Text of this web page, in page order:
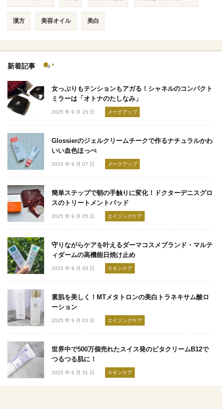
漢方 美容オイル 美白
新着記事
女っぷりもテンションもアガる！シャネルのコンパクト
ミラーは「オトナのたしなみ」
2025 年 9 月 15 日 メークアップ
Glossierのジェルクリームチークで作るナチュラルかわ
いい血色ほっぺ
2025 年 9 月 07 日 メークアップ
簡単ステップで朝の手触りに変化！ドクターデニスグロ
スのトリートメントパッド
2025 年 9 月 05 日 エイジングケア
守りながらケアを叶えるダーマコスメブランド・マルテ
ィダームの高機能日焼け止め
2025 年 9 月 03 日 スキンケア
素肌を美しく！MTメタトロンの美白トラネキサム酸ロ
ーション
2025 年 9 月 03 日 エイジングケア
世界中で500万個売れたスイス発のビタクリームB12で
つるつる肌に！
2025 年 8 月 31 日 スキンケア